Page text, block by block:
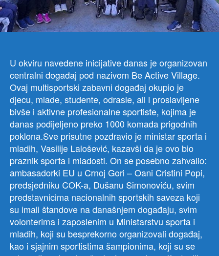
pod
Be
U okviru navedene inicijative danas je organizovan
centralni događaj pod nazivom Be Active Village.
Ovaj multisportski zabavni događaj okupio je
djecu, mlade, studente, odrasle, ali i proslavljene
bivše i aktivne profesionalne sportiste, kojima je
danas podijeljeno preko 1000 komada prigodnih
poklona.Sve prisutne pozdravio je ministar sporta i
mladih, Vasilije Lalošević, kazavši da je ovo bio
praznik sporta i mladosti. On se posebno zahvalio:
ambasadorki EU u Crnoj Gori – Oani Cristini Popi,
predsjedniku COK-a, Dušanu Simonoviću, svim
predstavnicima nacionalnih sportskih saveza koji
su imali štandove na današnjem događaju, svim
volonterima i zaposlenim u Ministarstvu sporta i
mladih, koji su besprekorno organizovali događaj,
kao i sjajnim sportistima šampionima, koji su se